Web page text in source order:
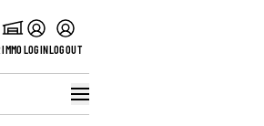
IMMOLOGINLOGOUT